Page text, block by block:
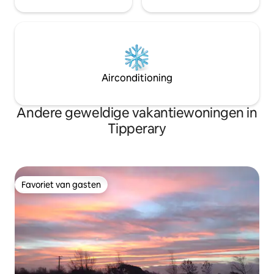
Airconditioning
Andere geweldige vakantiewoningen in
Tipperary
Favoriet van gasten
Favoriet van gasten